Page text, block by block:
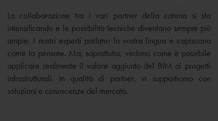
La collaborazione tra i vari partner della catena si sta
intensificando e le possibilità tecniche diventano sempre più
ampie. I nostri esperti parlano la vostra lingua e capiscono
come la pensate. Ma, soprattutto, vedono come è possibile
applicare realmente il valore aggiunto del BIM ai progetti
infrastrutturali. In qualità di partner, vi supportiamo con
soluzioni e conoscenze del mercato.